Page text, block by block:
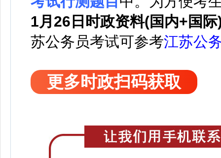
1月26日时政资料(国内+国际
苏公务员考试可参考江苏公
更多时政扫码获取